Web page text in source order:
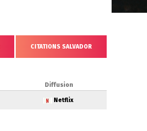
CITATIONS SALVADOR
Diffusion
Netflix